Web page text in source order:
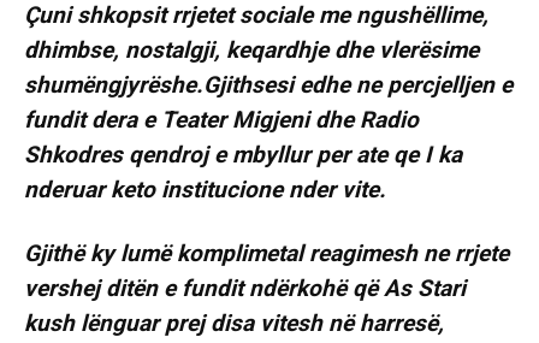
Çuni shkopsit rrjetet sociale me ngushëllime,
dhimbse, nostalgji, keqardhje dhe vlerësime
shumëngjyrëshe.Gjithsesi edhe ne percjelljen e
fundit dera e Teater Migjeni dhe Radio
Shkodres qendroj e mbyllur per ate qe I ka
nderuar keto institucione nder vite.
Gjithë ky lumë komplimetal reagimesh ne rrjete
vershej ditën e fundit ndërkohë që As Stari
kush lënguar prej disa vitesh në harresë,